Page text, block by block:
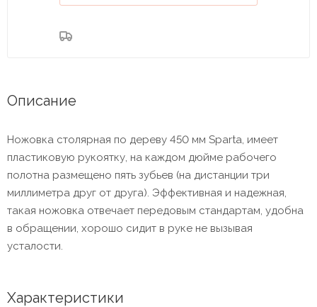
Описание
Ножовка столярная по дереву 450 мм Sparta, имеет
пластиковую рукоятку, на каждом дюйме рабочего
полотна размещено пять зубьев (на дистанции три
миллиметра друг от друга). Эффективная и надежная,
такая ножовка отвечает передовым стандартам, удобна
в обращении, хорошо сидит в руке не вызывая
усталости.
Характеристики